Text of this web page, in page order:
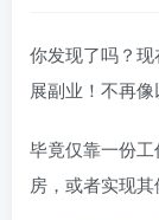
你发现了吗？
展副业！不再像
毕竟仅靠一份
房，或者实现